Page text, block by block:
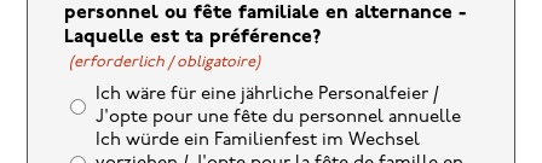
personnel ou fête familiale en alternance -
Laquelle est ta préférence?
(erforderlich / obligatoire)
Ich wäre für eine jährliche Personalfeier /
J'opte pour une fête du personnel annuelle
Ich würde ein Familienfest im Wechsel